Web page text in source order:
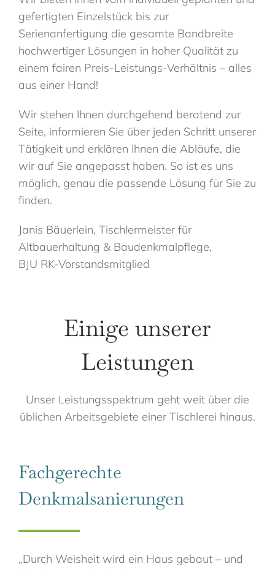
gefertigten Einzelstück bis zur
Serienanfertigung die gesamte Bandbreite
hochwertiger Lösungen in hoher Qualität zu
einem fairen Preis-Leistungs-Verhältnis – alles
aus einer Hand!
Wir stehen Ihnen durchgehend beratend zur
Seite, informieren Sie über jeden Schritt unserer
Tätigkeit und erklären Ihnen die Abläufe, die
wir auf Sie angepasst haben. So ist es uns
möglich, genau die passende Lösung für Sie zu
finden.
Janis Bäuerlein, Tischlermeister für
Altbauerhaltung & Baudenkmalpflege,
BJU RK-Vorstandsmitglied
Einige unserer
Leistungen
Unser Leistungsspektrum geht weit über die
üblichen Arbeitsgebiete einer Tischlerei hinaus.
Fachgerechte
Denkmalsanierungen
„Durch Weisheit wird ein Haus gebaut – und